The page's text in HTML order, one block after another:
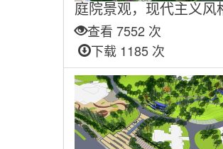
庭院景观，现代主义风
查看 7552 次
下载 1185 次